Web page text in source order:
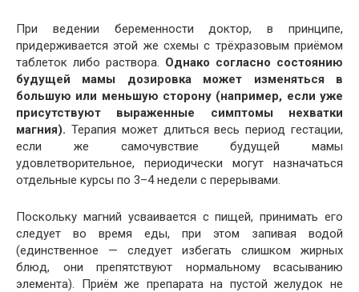
При ведении беременности доктор, в принципе,
придерживается этой же схемы с трёхразовым приёмом
таблеток либо раствора. Однако согласно состоянию
будущей мамы дозировка может изменяться в
большую или меньшую сторону (например, если уже
присутствуют выраженные симптомы нехватки
магния). Терапия может длиться весь период гестации,
если же самочувствие будущей мамы
удовлетворительное, периодически могут назначаться
отдельные курсы по 3–4 недели с перерывами.
Поскольку магний усваивается с пищей, принимать его
следует во время еды, при этом запивая водой
(единственное — следует избегать слишком жирных
блюд, они препятствуют нормальному всасыванию
элемента). Приём же препарата на пустой желудок не